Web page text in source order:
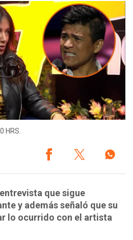
HRS.
que sigue
y además señaló que su
lo ocurrido con el artista